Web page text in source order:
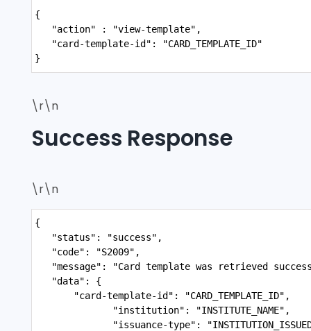
{
"action" : "view-template",
"card-template-id": "CARD_TEMPLATE_ID"
}
\r\n
Success Response
\r\n
Syntax
Highlighter
{
"status": "success",
"code": "S2009",
"message": "Card template was retrieved
"data": {
"card-template-id": "CARD_TEMPLATE_ID",
"institution": "INSTITUTE_NAME",
"issuance-type":